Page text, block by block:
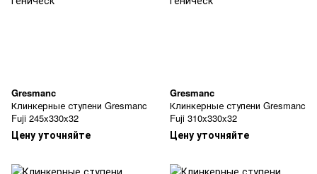
Gresmanc
Клинкерные ступени Gresmanc
Fuji 245x330x32
Цену уточняйте
Gresmanc
Клинкерные ступени Gresmanc
Fuji 310x330x32
Цену уточняйте